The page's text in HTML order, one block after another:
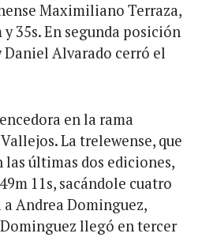
Maximiliano Terraza,
35s. En segunda posición
Alvarado cerró el
en la rama
La trelewense, que
las últimas dos ediciones,
11s, sacándole cuatro
Andrea Dominguez,
llegó en tercer